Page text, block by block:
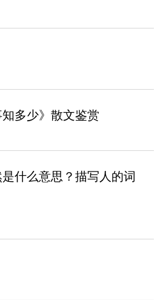
多少》散文鉴赏
什么意思？描写人的词